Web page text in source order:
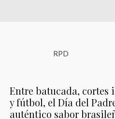
RPD
Entre batucada, cortes
y fútbol, el Día del
auténtico sabor